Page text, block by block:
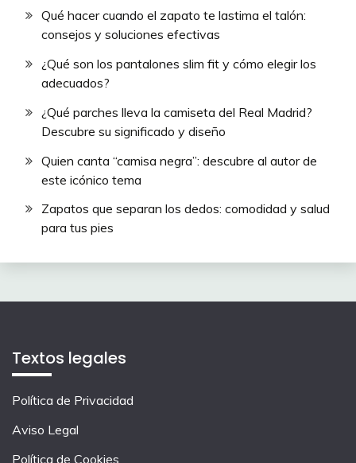
Qué hacer cuando el zapato te lastima el talón:
consejos y soluciones efectivas
¿Qué son los pantalones slim fit y cómo elegir los
adecuados?
¿Qué parches lleva la camiseta del Real Madrid?
Descubre su significado y diseño
Quien canta “camisa negra”: descubre al autor de
este icónico tema
Zapatos que separan los dedos: comodidad y salud
para tus pies
Textos legales
Política de Privacidad
Aviso Legal
Política de Cookies